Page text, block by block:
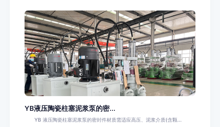
YB液压陶瓷柱塞泥浆泵的密...
YB 液压陶瓷柱塞泥浆泵的密封件材质需适应高压、泥浆介质(含颗...